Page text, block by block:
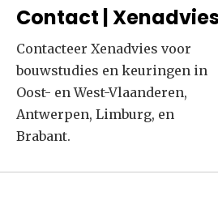
Contact |
Contacteer Xenadvies voor
bouwstudies en keuringen in
Oost- en West-Vlaanderen,
Antwerpen, Limburg, en
Brabant.